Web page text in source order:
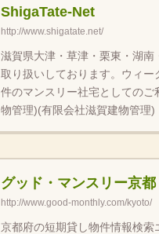
ShigaTate-Net
http://www.shigatate.net/
滋賀県大津・草津・栗東・湖
取り扱いしております。ウィ
件のマンスリー社宅としての
物管理)(有限会社滋賀建物管理)
グッド・マンスリー京都
http://www.good-monthly.com/kyoto/
京都府の短期貸し物件情報検